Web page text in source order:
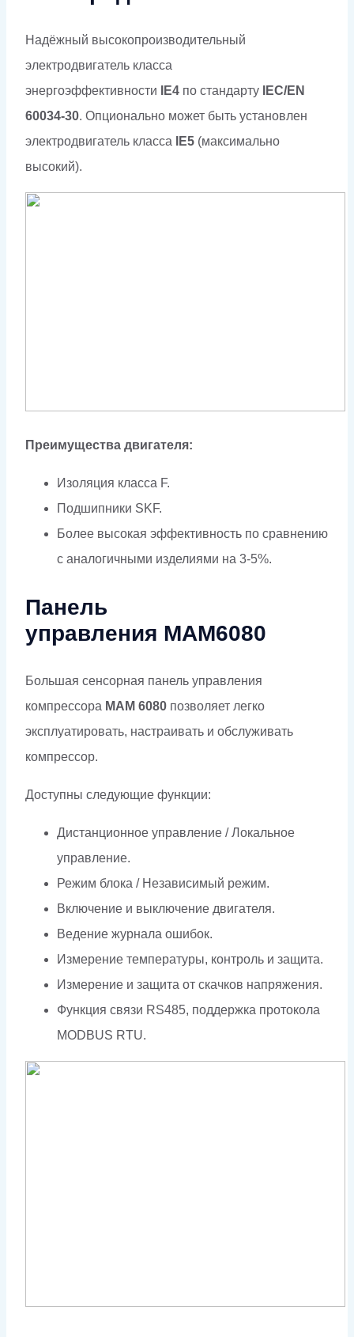
Надёжный высокопроизводительный
электродвигатель класса
энергоэффективности
IE4 по стандарту
IEC/EN
60034-30. Опционально может быть установлен
электродвигатель класса
IE5 (максимально
высокий).
Преимущества двигателя:
Изоляция класса F.
Подшипники SKF.
Более высокая эффективность по сравнению
с аналогичными изделиями на 3-5%.
Панель
управления МАМ6080
Большая сенсорная панель управления
компрессора MAM 6080 позволяет легко
эксплуатировать, настраивать и обслуживать
компрессор.
Доступны следующие функции:
Дистанционное управление / Локальное
управление.
Режим блока / Независимый режим.
Включение и выключение двигателя.
Ведение журнала ошибок.
Измерение температуры, контроль и защита.
Измерение и защита от скачков напряжения.
Функция связи RS485, поддержка протокола
MODBUS RTU.